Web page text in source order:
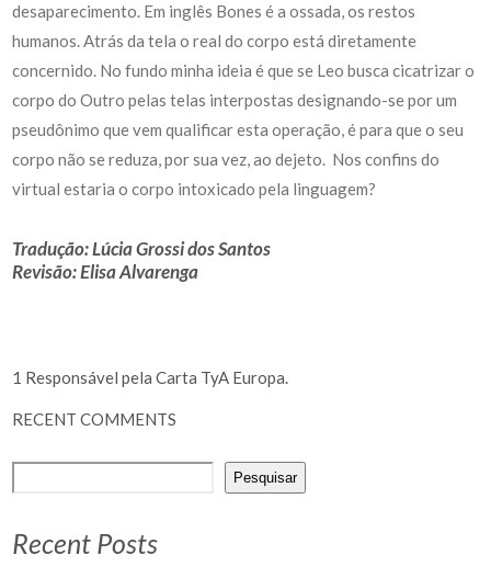
desaparecimento. Em inglês Bones é a ossada, os restos
humanos. Atrás da tela o real do corpo está diretamente
concernido. No fundo minha ideia é que se Leo busca cicatrizar o
corpo do Outro pelas telas interpostas designando-se por um
pseudônimo que vem qualificar esta operação, é para que o seu
corpo não se reduza, por sua vez, ao dejeto. Nos confins do
virtual estaria o corpo intoxicado pela linguagem?
Tradução: Lúcia Grossi dos Santos
Revisão: Elisa Alvarenga
1 Responsável pela Carta TyA Europa.
RECENT COMMENTS
Pesquisar
Recent Posts